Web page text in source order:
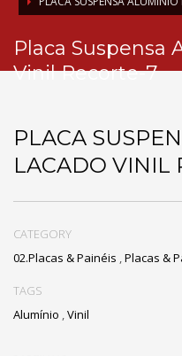
Placa Suspensa
Vinil Recorte-7
PLACA
LACADO VINIL
CATEGORY
02.Placas & Painéis ,Placas &
TAGS
Alumínio ,Vinil